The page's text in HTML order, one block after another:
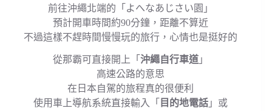
前往沖繩北端的「よへなあじさい園」
預計開車時間約90分鐘，距離不算近
不過這樣不趕時間慢慢玩的旅行，心情也是挺好的
從那霸可直接開上「沖繩自行車道 」
高速公路的意思
在日本自駕的旅程真的很便利
使用車上導航系統直接輸入「 目的地電話 」或